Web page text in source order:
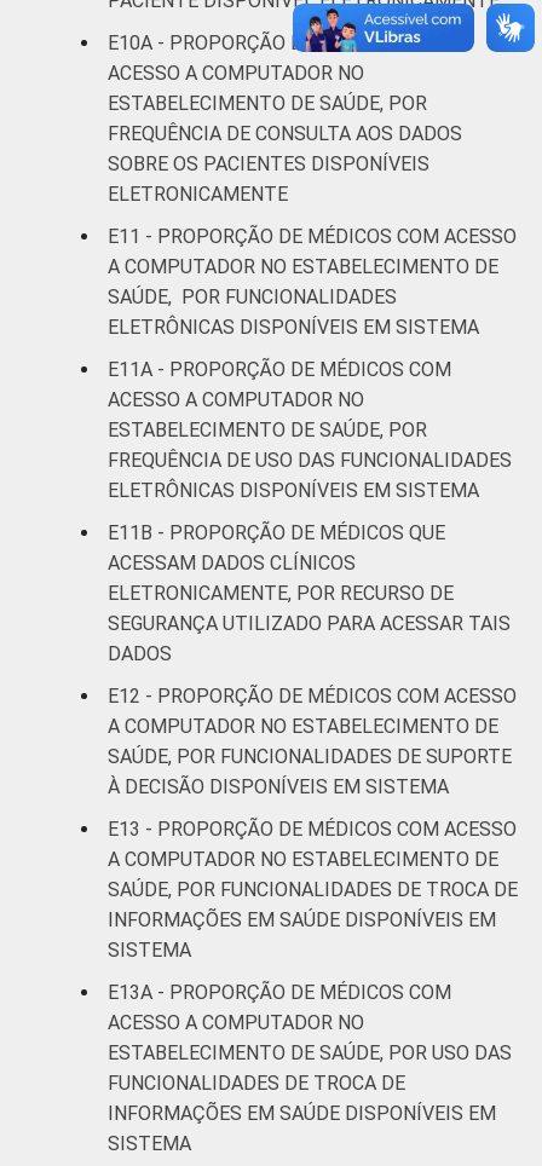
E10A - PROPORÇÃO DE MÉDICOS COM
ACESSO A COMPUTADOR NO
ESTABELECIMENTO DE SAÚDE, POR
FREQUÊNCIA DE CONSULTA AOS DADOS
SOBRE OS PACIENTES DISPONÍVEIS
ELETRONICAMENTE
E11 - PROPORÇÃO DE MÉDICOS COM ACESSO
A COMPUTADOR NO ESTABELECIMENTO DE
SAÚDE, POR FUNCIONALIDADES
ELETRÔNICAS DISPONÍVEIS EM SISTEMA
E11A - PROPORÇÃO DE MÉDICOS COM
ACESSO A COMPUTADOR NO
ESTABELECIMENTO DE SAÚDE, POR
FREQUÊNCIA DE USO DAS FUNCIONALIDADES
ELETRÔNICAS DISPONÍVEIS EM SISTEMA
E11B - PROPORÇÃO DE MÉDICOS QUE
ACESSAM DADOS CLÍNICOS
ELETRONICAMENTE, POR RECURSO DE
SEGURANÇA UTILIZADO PARA ACESSAR TAIS
DADOS
E12 - PROPORÇÃO DE MÉDICOS COM ACESSO
A COMPUTADOR NO ESTABELECIMENTO DE
SAÚDE, POR FUNCIONALIDADES DE SUPORTE
À DECISÃO DISPONÍVEIS EM SISTEMA
E13 - PROPORÇÃO DE MÉDICOS COM ACESSO
A COMPUTADOR NO ESTABELECIMENTO DE
SAÚDE, POR FUNCIONALIDADES DE TROCA DE
INFORMAÇÕES EM SAÚDE DISPONÍVEIS EM
SISTEMA
E13A - PROPORÇÃO DE MÉDICOS COM
ACESSO A COMPUTADOR NO
ESTABELECIMENTO DE SAÚDE, POR USO DAS
FUNCIONALIDADES DE TROCA DE
INFORMAÇÕES EM SAÚDE DISPONÍVEIS EM
SISTEMA